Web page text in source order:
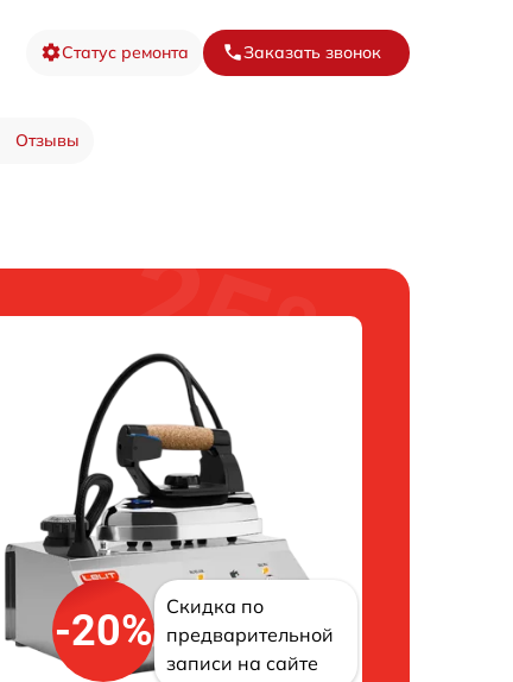
Статус ремонта Заказать звонок
Отзывы
-20%
Скидка по
предварительной
записи на сайте